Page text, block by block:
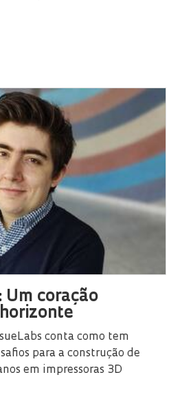
Um coração
conta como tem
para a construção de
em impressoras 3D